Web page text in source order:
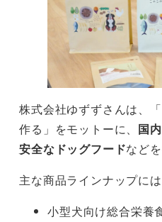
株式会社ゆずずさんは、
作る」をモットーに、 国
安全なドッグフードなど
主な商品ラインナップには
小型犬向け総合栄養